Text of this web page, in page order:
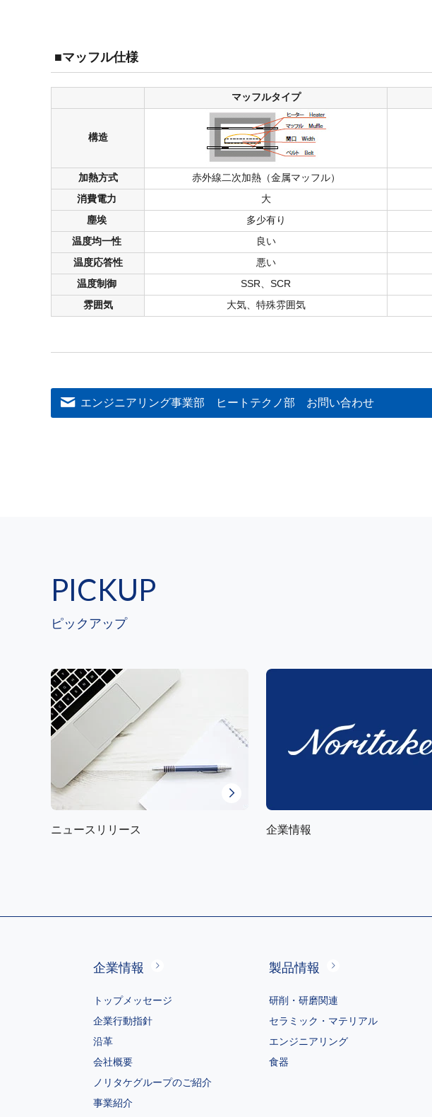
■マッフル仕様
マッフルタイプ
構造
加熱方式 赤外線二次加熱（金属マッフル）
消費電力
大
塵埃
多少有り
温度均一性
良い
温度応答性
悪い
温度制御
SSR、SCR
雰囲気
大気、特殊雰囲気
エンジニアリング事業部 ヒートテクノ部 お問い合わせ
PICKUP
ピックアップ
ニュースリリース 企業情報
企業情報
トップメッセージ
企業行動指針
沿革
会社概要
ノリタケグループのご紹介
事業紹介
製品情報
研削・研磨関連
セラミック・マテリアル
エンジニアリング
食器